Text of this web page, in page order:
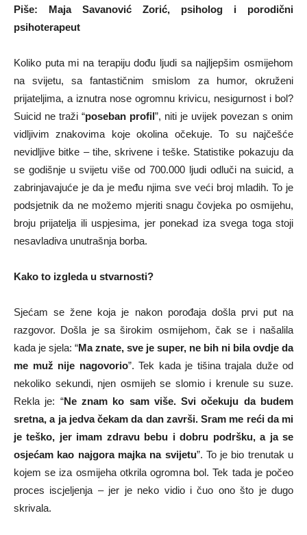
Piše: Maja Savanović Zorić, psiholog i porodični
psihoterapeut
Koliko puta mi na terapiju dođu ljudi sa najljepšim osmijehom
na svijetu, sa fantastičnim smislom za humor, okruženi
prijateljima, a iznutra nose ogromnu krivicu, nesigurnost i bol?
Suicid ne traži “poseban profil”, niti je uvijek povezan s onim
vidljivim znakovima koje okolina očekuje. To su najčešće
nevidljive bitke – tihe, skrivene i teške. Statistike pokazuju da
se godišnje u svijetu više od 700.000 ljudi odluči na suicid, a
zabrinjavajuće je da je među njima sve veći broj mladih. To je
podsjetnik da ne možemo mjeriti snagu čovjeka po osmijehu,
broju prijatelja ili uspjesima, jer ponekad iza svega toga stoji
nesavladiva unutrašnja borba.
Kako to izgleda u stvarnosti?
Sjećam se žene koja je nakon porođaja došla prvi put na
razgovor. Došla je sa širokim osmijehom, čak se i našalila
kada je sjela: “Ma znate, sve je super, ne bih ni bila ovdje da
me muž nije nagovorio”. Tek kada je tišina trajala duže od
nekoliko sekundi, njen osmijeh se slomio i krenule su suze.
Rekla je: “Ne znam ko sam više. Svi očekuju da budem
sretna, a ja jedva čekam da dan završi. Sram me reći da mi
je teško, jer imam zdravu bebu i dobru podršku, a ja se
osjećam kao najgora majka na svijetu”. To je bio trenutak u
kojem se iza osmijeha otkrila ogromna bol. Tek tada je počeo
proces iscjeljenja – jer je neko vidio i čuo ono što je dugo
skrivala.